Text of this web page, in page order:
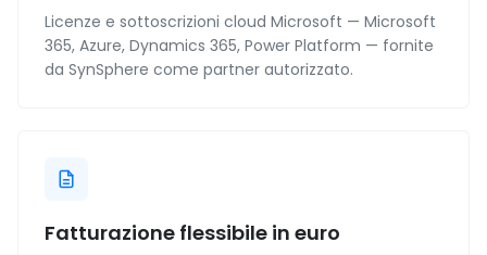
Licenze e sottoscrizioni cloud Microsoft — Microsoft
365, Azure, Dynamics 365, Power Platform — fornite
da SynSphere come partner autorizzato.
Fatturazione flessibile in euro